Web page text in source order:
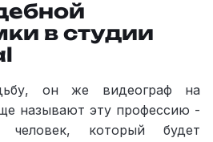
в студии
он же видеограф на
называют эту профессию -
человек, который будет